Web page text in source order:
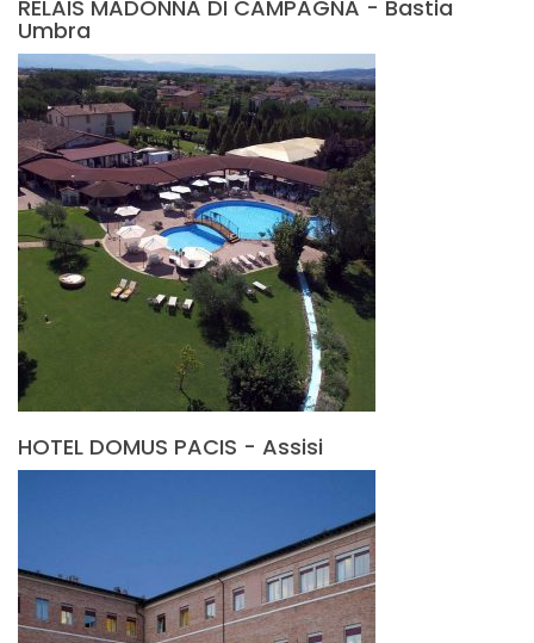
RELAIS MADONNA DI CAMPAGNA - Bastia
Umbra
HOTEL DOMUS PACIS - Assisi